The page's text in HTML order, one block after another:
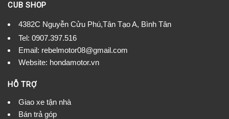
CUB SHOP
4382C Nguyễn Cửu Phú,Tân Tạo A, Bình Tân
Tel: 0907.397.516
Email: rebelmotor08@gmail.com
Website: hondamotor.vn
HỖ TRỢ
Giao xe tận nhà
Bán trả góp